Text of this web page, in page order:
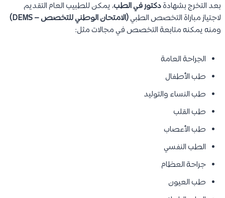
بعد التخرج بشهادةدكتور في الطب، يمكن للطبيب العام التقديم
لاجتياز مباراة التخصص الطبي(الامتحان الوطني للتخصص – DEMS)
ومنه يمكنه متابعة التخصص في مجالات مثل:
الجراحة العامة
طب الأطفال
طب النساء والتوليد
طب القلب
طب الأعصاب
الطب النفسي
جراحة العظام
طب العيون